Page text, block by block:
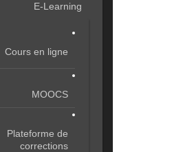
E-Learning
Cours en ligne
MOOCS
Plateforme de
corrections